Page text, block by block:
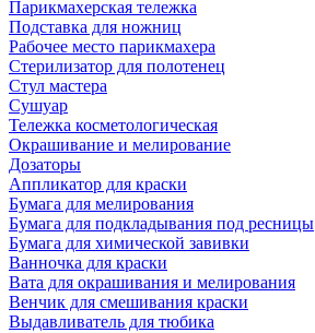
Парикмахерская тележка
Подставка для ножниц
Рабочее место парикмахера
Стерилизатор для полотенец
Стул мастера
Сушуар
Тележка косметологическая
Окрашивание и мелирование
Дозаторы
Аппликатор для краски
Бумага для мелирования
Бумага для подкладывания под ресницы
Бумага для химической завивки
Ванночка для краски
Вата для окрашивания и мелирования
Венчик для смешивания краски
Выдавливатель для тюбика